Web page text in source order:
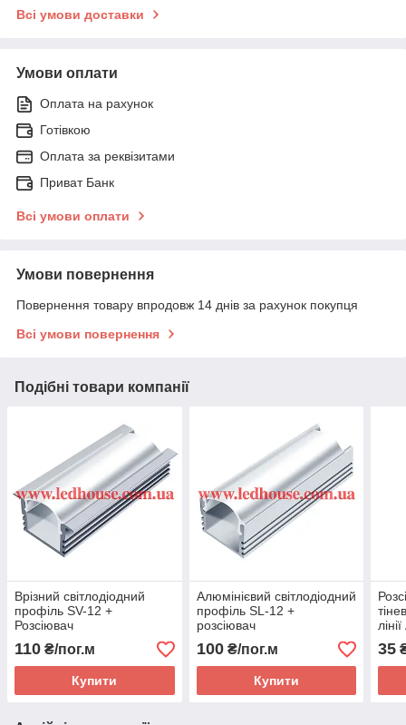
Всі умови доставки
Умови оплати
Оплата на рахунок
Готівкою
Оплата за реквізитами
Приват Банк
Всі умови оплати
Умови повернення
Повернення товару впродовж 14 днів за рахунок покупця
Всі умови повернення
Подібні товари компанії
Врізний світлодіодний
профіль SV-12 +
Розсіювач
110 ₴/пог.м
Купити
Алюмінієвий світлодіодний
профіль SL-12 +
розсіювач
100₴/пог.м
Купити
LED
35